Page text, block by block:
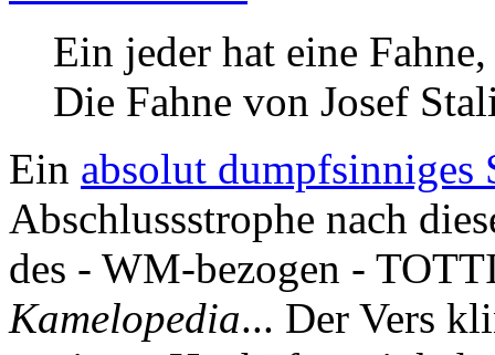
Ein jeder hat eine
Die Fahne von Josef
Ein absolut dumpfsinniges
Abschlussstrophe nach
des - WM-bezogen -
Kamelopedia... Der Vers